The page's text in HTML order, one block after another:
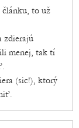
to už
zdierajú
menej, tak tí
(sic!), ktorý